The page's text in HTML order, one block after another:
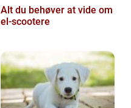
Alt du behøver at vide om
el-scootere